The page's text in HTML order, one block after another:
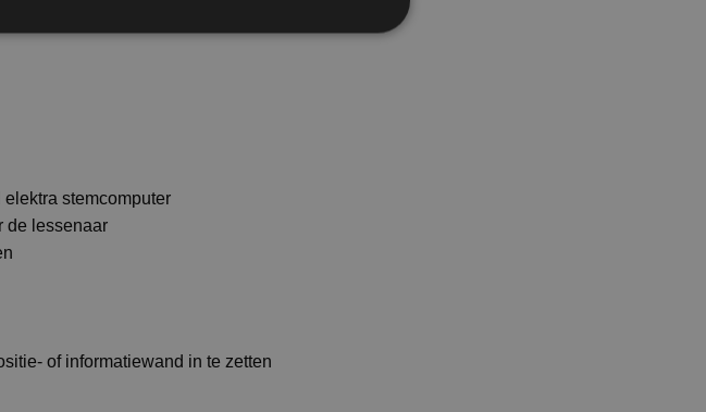
stemcomputer
de lessenaar
of informatiewand in te zetten